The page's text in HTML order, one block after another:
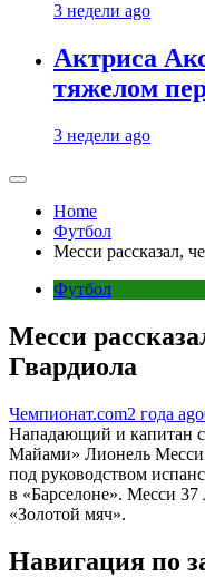
3 недели ago
Актриса
тяжелом
3 недели ago
Home
Футбол
Месси рассказал,
Футбол
Месси
Гвардиола
Чемпионат.com2 года ago
Нападающий и капитан
Майами» Лионель Месси
под руководством
в «Барселоне». Месси
«Золотой мяч».
Навигация по